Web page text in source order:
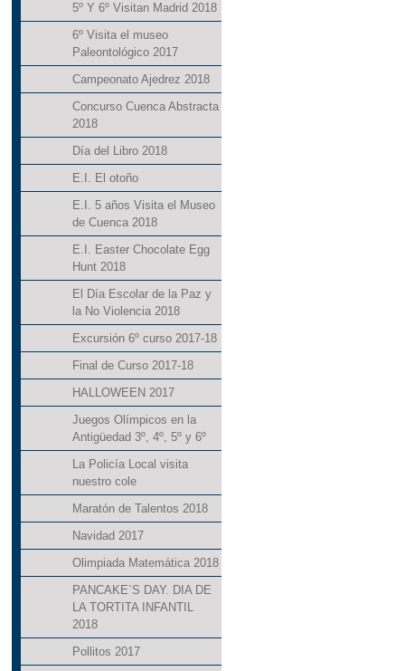
5º Y 6º Visitan Madrid 2018
6º Visita el museo
Paleontológico 2017
Campeonato Ajedrez 2018
Concurso Cuenca Abstracta
2018
Día del Libro 2018
E.I. El otoño
E.I. 5 años Visita el Museo
de Cuenca 2018
E.I. Easter Chocolate Egg
Hunt 2018
El Día Escolar de la Paz y
la No Violencia 2018
Excursión 6º curso 2017-18
Final de Curso 2017-18
HALLOWEEN 2017
Juegos Olímpicos en la
Antigüedad 3º, 4º, 5º y 6º
La Policía Local visita
nuestro cole
Maratón de Talentos 2018
Navidad 2017
Olimpiada Matemática 2018
PANCAKE`S DAY. DIA DE
LA TORTITA INFANTIL
2018
Pollitos 2017